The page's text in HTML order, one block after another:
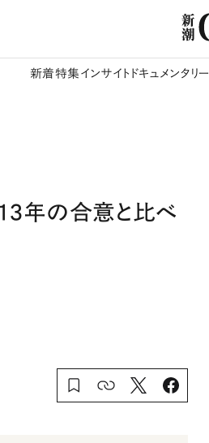
新着特集 インサイト ドキュメンタリー
年の合意と比べ